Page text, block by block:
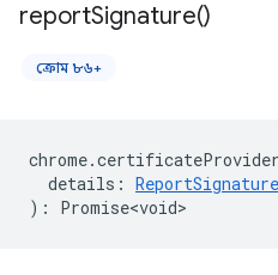
reportSignature()
ক্রোম ৮৬+
chrome.certificateProvider
details :
) : Promise<void>